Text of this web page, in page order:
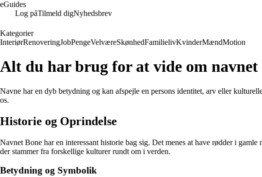
eGuides
Log påTilmeld digNyhedsbrev
Kategorier
InteriørRenoveringJobPengeVelværeSkønhedFamilielivKvinderMændMotion
Alt du har brug for at vide om navnet
Navne har en dyb betydning og kan afspejle en persons identitet, arv eller
os.
Historie og Oprindelse
Navnet Bone har en interessant historie bag sig. Det menes at have rødder i
der stammer fra forskellige kulturer rundt om i verden.
Betydning og Symbolik